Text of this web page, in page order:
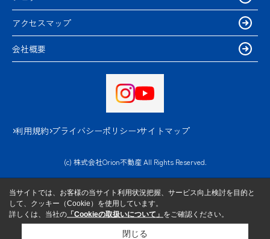
アクセスマップ
会社概要
利用規約 プライバシーポリシー サイトマップ
(c) 株式会社Orion不動産 All Rights Reserved.
当サイトでは、お客様の当サイト利用状況把握、サービス向上検討を目的と
して、クッキー（Cookie）を使用しています。
詳しくは、当社の 「Cookieの取扱いについて」 をご確認ください。
閉じる